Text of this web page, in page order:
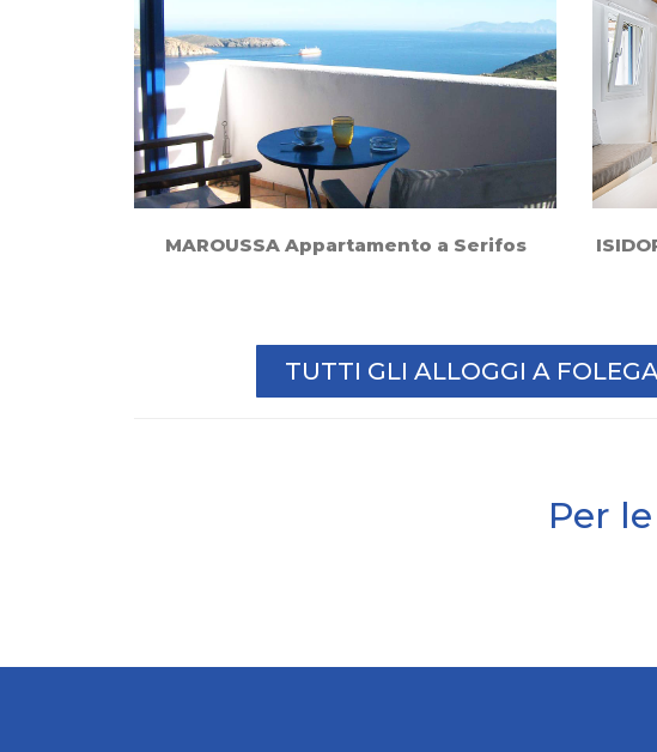
MAROUSSA Appartamento a Serifos
TUTTI GLI ALLOGGI A
Per